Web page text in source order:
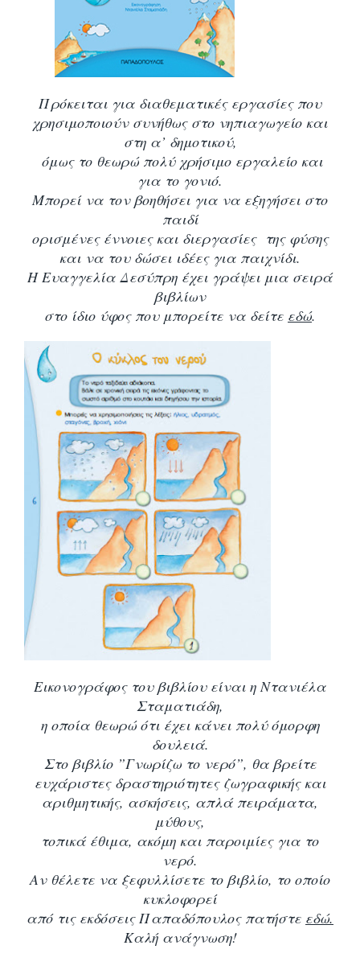
Πρόκειται για διαθεματικές εργασίες που
χρησιμοποιούν συνήθως στο νηπιαγωγείο και
στη α’ δημοτικού,
όμως το θεωρώ πολύ χρήσιμο εργαλείο και
για το γονιό.
Μπορεί να τον βοηθήσει για να εξηγήσει στο
παιδί
ορισμένες έννοιεςκαι διεργασίες της φύσης
και να του δώσει ιδέες για παιχνίδι.
Η Ευαγγελία Δεσύπρη έχει γράψει μια σειρά
βιβλίων
στο ίδιο ύφος που μπορείτε να δείτε εδώ.
Εικονογράφος του βιβλίου είναι η Ντανιέλα
Σταματιάδη,
η οποία θεωρώ ότι έχει κάνει πολύ όμορφη
δουλειά.
Στο βιβλίο ”Γνωρίζω το νερό”, θα βρείτε
ευχάριστες δραστηριότητες ζωγραφικής και
αριθμητικής, ασκήσεις, απλά πειράματα,
μύθους,
τοπικά έθιμα, ακόμη και παροιμίες για το
νερό.
Αν θέλετε να ξεφυλλίσετε το βιβλίο, το οποίο
κυκλοφορεί
από τις εκδόσεις Παπαδόπουλος πατήστε εδώ.
Καλή ανάγνωση!